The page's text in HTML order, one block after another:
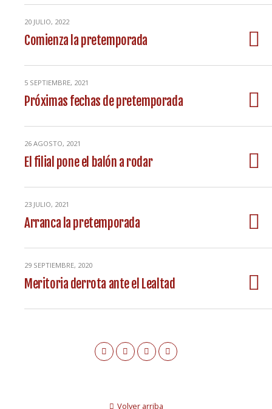
20 JULIO, 2022
Comienza la pretemporada
5 SEPTIEMBRE, 2021
Próximas fechas de pretemporada
26 AGOSTO, 2021
El filial pone el balón a rodar
23 JULIO, 2021
Arranca la pretemporada
29 SEPTIEMBRE, 2020
Meritoria derrota ante el Lealtad
Volver arriba